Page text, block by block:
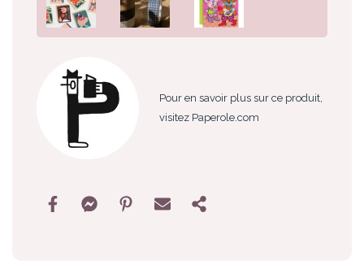
Pour en savoir plus sur ce produit,
visitez Paperole.com